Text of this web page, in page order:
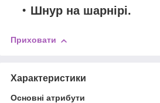
Шнур на шарнірі.
Приховати
Характеристики
Основні атрибути